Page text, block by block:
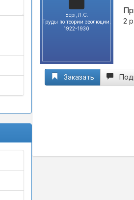
Берг,Л.С.
Труды по теории эволюции.
1922-1930
2
Заказать